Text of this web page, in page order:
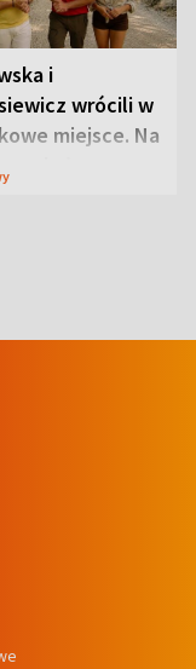
i
wrócili w
miejsce. Na